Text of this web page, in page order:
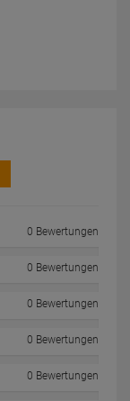
0 Bewertungen
0 Bewertungen
0 Bewertungen
0 Bewertungen
0 Bewertungen